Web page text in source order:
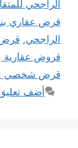
الراجحي
قرض عقاري
الراجحي, قرض
قروض عقارية
قرض شخصي
أضف